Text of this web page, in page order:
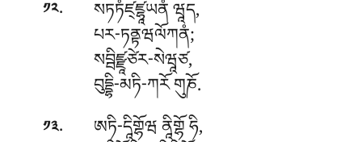
༡༢. སཏཏཾཛ྄ཛྷཱཡནཾཝཱད,
པར-ཏནྟཝལོཀནཾ;
སབྦིཛྫཱཙེར-སེཝཱཙ,
བུདྡྷི-མཏི-ཀརོ གུཎོ.
༡༣. ཨཏི-དཱིགྷོཝནཱིགྷོ ཧི,